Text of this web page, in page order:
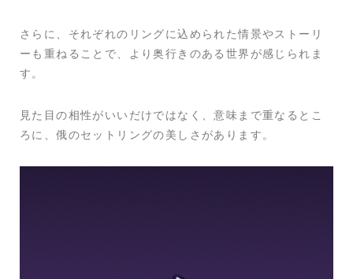
さらに、それぞれのリングに込められた情景やストーリ
ーも重ねることで、より奥行きのある世界が感じられま
す。
見た目の相性がいいだけではなく、意味まで重なるとこ
ろに、俄のセットリングの美しさがあります。